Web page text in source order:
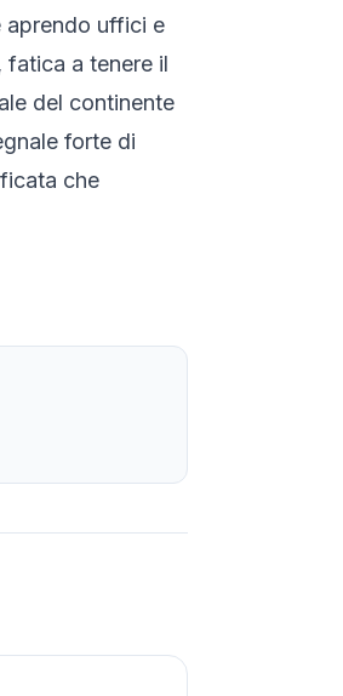
aprendo uffici e
a tenere il
del continente
forte di
che